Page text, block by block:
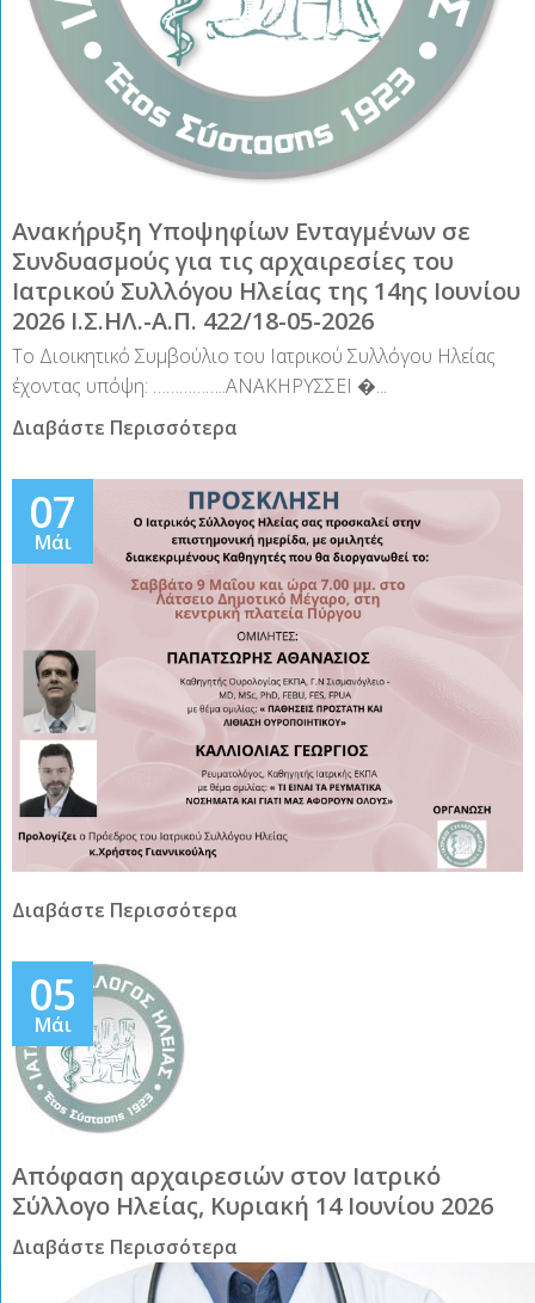
Ανακήρυξη Υποψηφίων Ενταγμένων σε
Συνδυασμούς για τις αρχαιρεσίες του
Ιατρικού Συλλόγου Ηλείας της 14ης Ιουνίου
2026 Ι.Σ.ΗΛ.-Α.Π. 422/18-05-2026
Το Διοικητικό Συμβούλιο του Ιατρικού Συλλόγου Ηλείας
έχοντας υπόψη: ……………..ΑΝΑΚΗΡΥΣΣΕΙ �...
Διαβάστε Περισσότερα
07
Μάι
Διαβάστε Περισσότερα
05
Μάι
Απόφαση αρχαιρεσιών στον Ιατρικό
Σύλλογο Ηλείας, Κυριακή 14 Ιουνίου 2026
Διαβάστε Περισσότερα